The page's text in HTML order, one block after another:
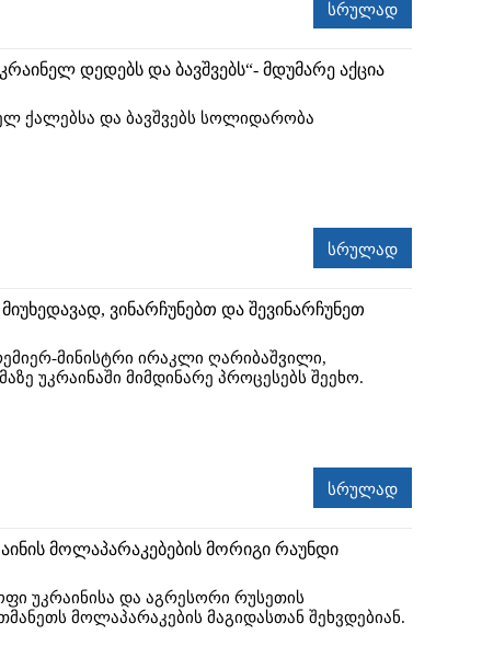
სრულად
დედებს და ბავშვებს“- მდუმარე აქცია
ქალებსა და ბავშვებს სოლიდარობა
სრულად
ვინარჩუნებთ და შევინარჩუნეთ
მინისტრი ირაკლი ღარიბაშვილი,
უკრაინაში მიმდინარე პროცესებს შეეხო.
სრულად
მოლაპარაკებების მორიგი რაუნდი
უკრაინისა და აგრესორი რუსეთის
მოლაპარაკების მაგიდასთან შეხვდებიან.